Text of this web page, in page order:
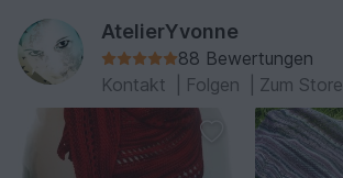
AtelierYvonne
88 Bewertungen
Kontakt
Folgen Zum Store